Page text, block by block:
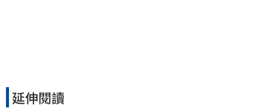
延伸閱讀